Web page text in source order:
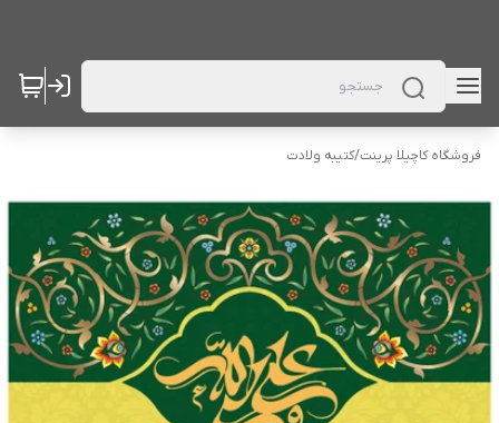
فروشگاه کاچیلا پرینت/کتیبه ولادت